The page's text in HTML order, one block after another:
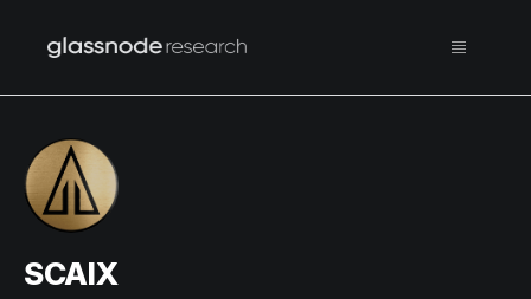
SCAIX